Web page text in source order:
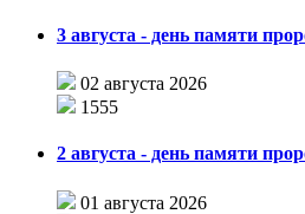
3 августа - день памяти
02 августа 2026
1555
2 августа - день памяти
01 августа 2026